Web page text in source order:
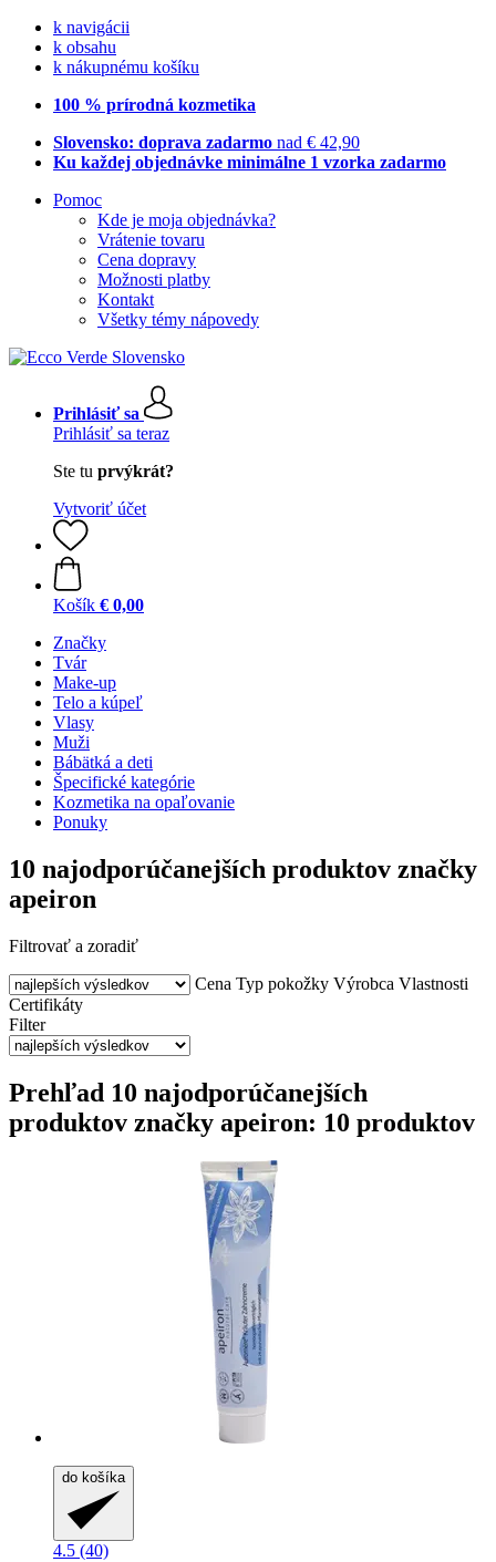
k navigácii
k obsahu
k nákupnému košíku
100 % prírodná kozmetika
Slovensko: doprava zadarmo nad € 42,90
Ku každej objednávke minimálne 1 vzorka zadarmo
Pomoc
Kde je moja objednávka?
Vrátenie tovaru
Cena dopravy
Možnosti platby
Kontakt
Všetky témy nápovedy
Prihlásiť sa
Prihlásiť sa teraz
Ste tu prvýkrát?
Vytvoriť účet
Košík € 0,00
Značky
Tvár
Make-up
Telo a kúpeľ
Vlasy
Muži
Bábätká a deti
Špecifické kategórie
Kozmetika na opaľovanie
Ponuky
10 najodporúčanejších produktov značky
apeiron
Filtrovať a zoradiť
Cena Typ pokožky Výrobca Vlastnosti
Certifikáty
Filter
Prehľad 10 najodporúčanejších
produktov značky apeiron: 10 produktov
do košíka
4.5 (40)